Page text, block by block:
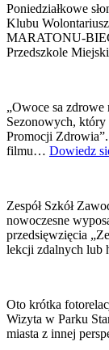
Poniedziałkowe
Klubu
MARATONU-
Przedszkole
„Owoce sa zdrowe
Sezonowych, który
Promocji Zdrowia”.
filmu… Dowiedz
Zespół Szkół
nowoczesne
przedsięwzięcia
lekcji zdalnych
Oto krótka
Wizyta w Parku
miasta z innej